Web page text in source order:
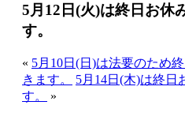
5月12日(火)は終日お休
す。
« 5月10日(日)は法要のため
きます。
5月14日(木)は終日
す。
»